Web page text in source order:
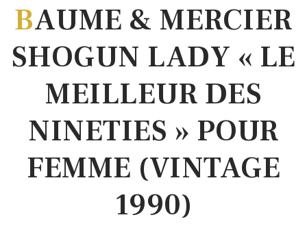
BAUME & MERCIER
SHOGUN LADY « LE
MEILLEUR DES
NINETIES » POUR
FEMME (VINTAGE
1990)